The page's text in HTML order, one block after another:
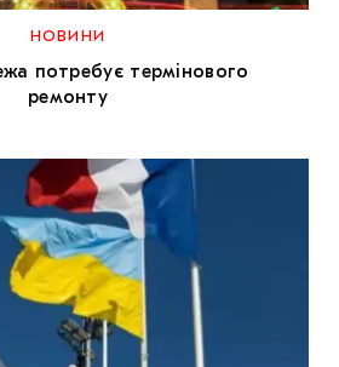
НОВИНИ
потребує термінового
ремонту